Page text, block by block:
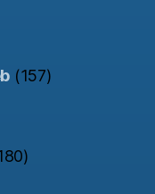
(157)